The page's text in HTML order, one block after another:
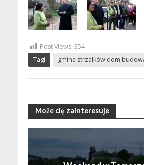
Post Views: 354
Tagi
gmina strzałków dom
Może cię zainteresuje